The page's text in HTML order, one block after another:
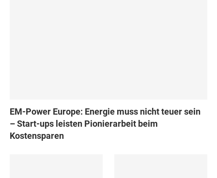
EM-Power Europe: Energie muss nicht teuer sein
– Start-ups leisten Pionierarbeit beim
Kostensparen